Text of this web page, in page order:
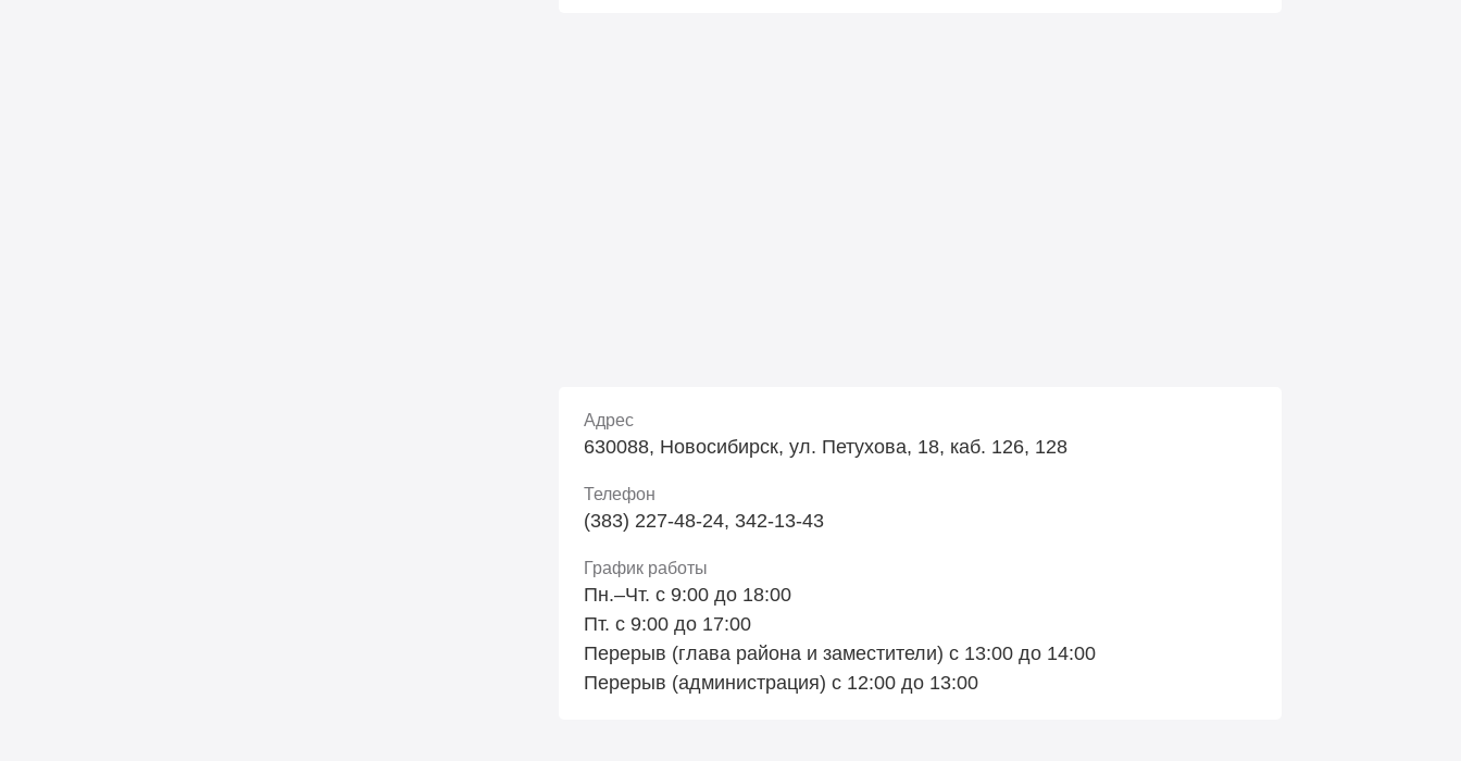
Адрес
630088, Новосибирск, ул. Петухова, 18, каб. 126, 128
Телефон
(383) 227-48-24, 342-13-43
График работы
Пн.–Чт. с 9:00 до 18:00
Пт. с 9:00 до 17:00
Перерыв (глава района и заместители) с 13:00 до 14:00
Перерыв (администрация) с 12:00 до 13:00